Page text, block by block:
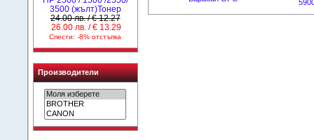
3500 (жълт)Тонер
24.00 лв. / € 12.27
26.00 лв. / € 13.29
Спести: -8% отстъпка
Производители